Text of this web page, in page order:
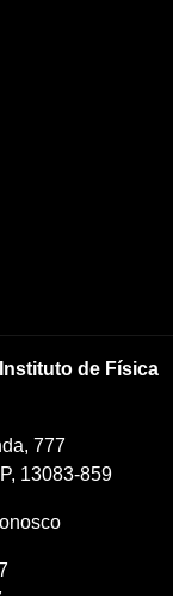
de Física
777
13083-859